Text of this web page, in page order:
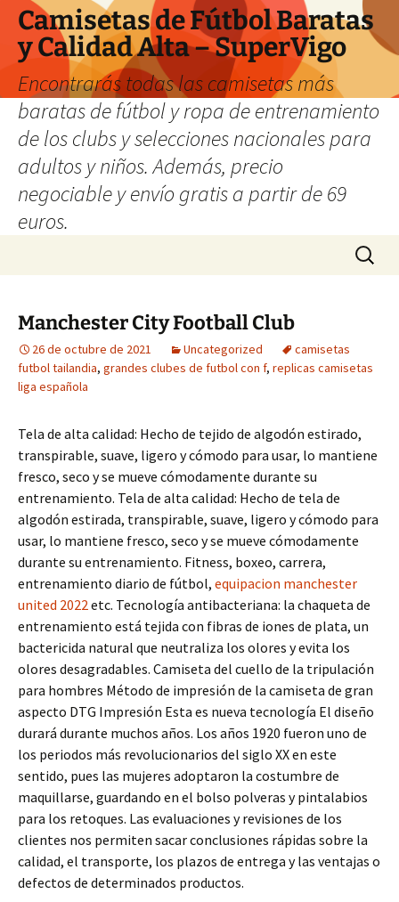
Camisetas de Fútbol Baratas
y Calidad Alta – SuperVigo
Encontrarás todas las camisetas más
baratas de fútbol y ropa de entrenamiento
de los clubs y selecciones nacionales para
adultos y niños. Además, precio
negociable y envío gratis a partir de 69
euros.
Buscar:
Manchester City Football Club
26 de octubre de 2021 Uncategorized
camisetas
futbol tailandia, grandes clubes de futbol con f, replicas camisetas
liga española
Tela de alta calidad: Hecho de tejido de algodón estirado,
transpirable, suave, ligero y cómodo para usar, lo mantiene
fresco, seco y se mueve cómodamente durante su
entrenamiento. Tela de alta calidad: Hecho de tela de
algodón estirada, transpirable, suave, ligero y cómodo para
usar, lo mantiene fresco, seco y se mueve cómodamente
durante su entrenamiento. Fitness, boxeo, carrera,
entrenamiento diario de fútbol, equipacion manchester
united 2022etc. Tecnología antibacteriana: la chaqueta de
entrenamiento está tejida con fibras de iones de plata, un
bactericida natural que neutraliza los olores y evita los
olores desagradables. Camiseta del cuello de la tripulación
para hombres Método de impresión de la camiseta de gran
aspecto DTG Impresión Esta es nueva tecnología El diseño
durará durante muchos años. Los años 1920 fueron uno de
los periodos más revolucionarios del siglo XX en este
sentido, pues las mujeres adoptaron la costumbre de
maquillarse, guardando en el bolso polveras y pintalabios
para los retoques. Las evaluaciones y revisiones de los
clientes nos permiten sacar conclusiones rápidas sobre la
calidad, el transporte, los plazos de entrega y las ventajas o
defectos de determinados productos.